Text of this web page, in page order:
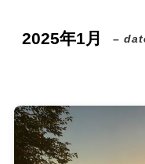
2025年1月 –